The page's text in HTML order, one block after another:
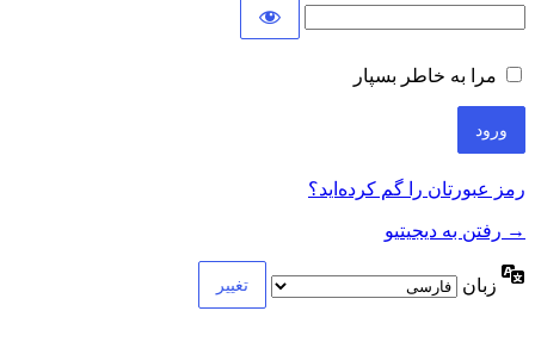
مرا به خاطر بسپار
رمز عبورتان را گم کرده‌اید؟
→ رفتن به دیجیتیو
زبان